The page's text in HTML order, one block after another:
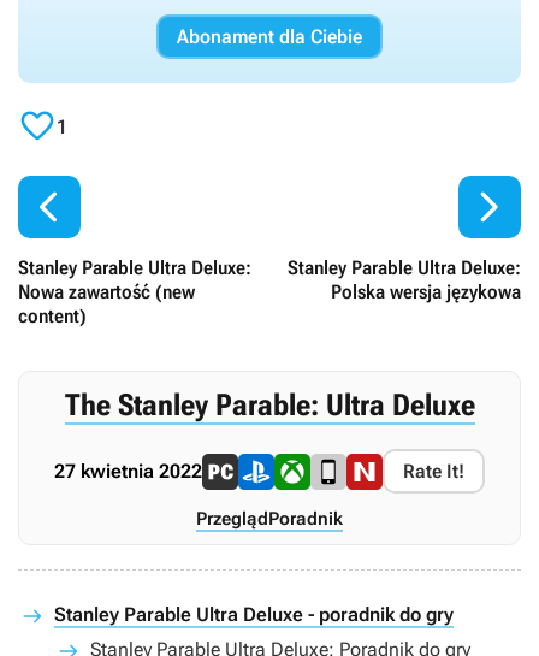
Abonament dla Ciebie
1

Stanley Parable Ultra Deluxe:
Nowa zawartość (new
content)
Stanley Parable Ultra Deluxe:
Polska wersja językowa

The Stanley Parable: Ultra Deluxe
27 kwietnia 2022 Rate It!
PrzeglądPoradnik
Stanley Parable Ultra Deluxe - poradnik do gry
Stanley Parable Ultra Deluxe: Poradnik do gry